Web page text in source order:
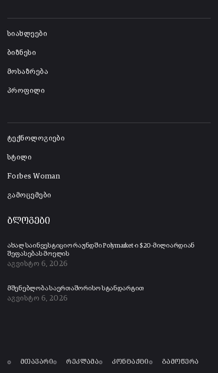
სიახლეები
ბიზნესი
მოსაზრება
პროფილი
ტექნოლოგიები
სტილი
Forbes Woman
გამოცემები
ბლოგები
ახალ საინვესტიციო რაუნდში Polymarket-ი $20-მილიარდიან
შეფასებას მოელის
აგვისტო 6, 2026
მშენებლობა საერთაშორისო სტანდარტით
აგვისტო 6, 2026
მთავარი რეკლამა კონტაქტი გამოწერა